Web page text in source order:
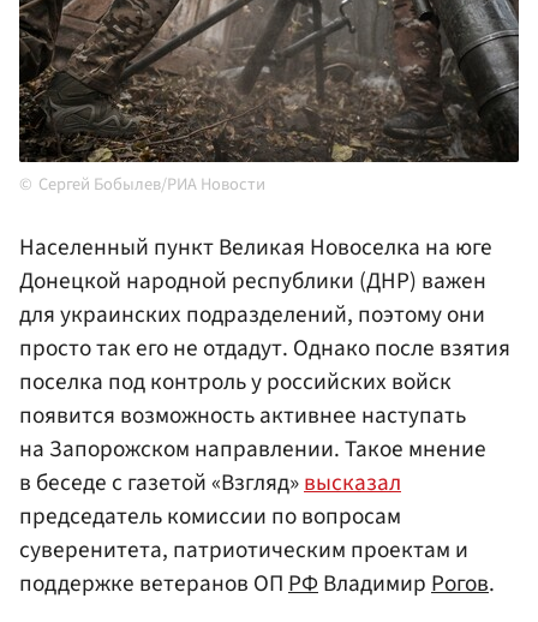
Сергей Бобылев/РИА Новости
Населенный пункт Великая Новоселка на юге
Донецкой народной республики (ДНР) важен
для украинских подразделений, поэтому они
просто так его не отдадут. Однако после взятия
поселка под контроль у российских войск
появится возможность активнее наступать
на Запорожском направлении. Такое мнение
в беседе с газетой «Взгляд»высказал
председатель комиссии по вопросам
суверенитета, патриотическим проектам и
поддержке ветеранов ОПРФВладимирРогов.